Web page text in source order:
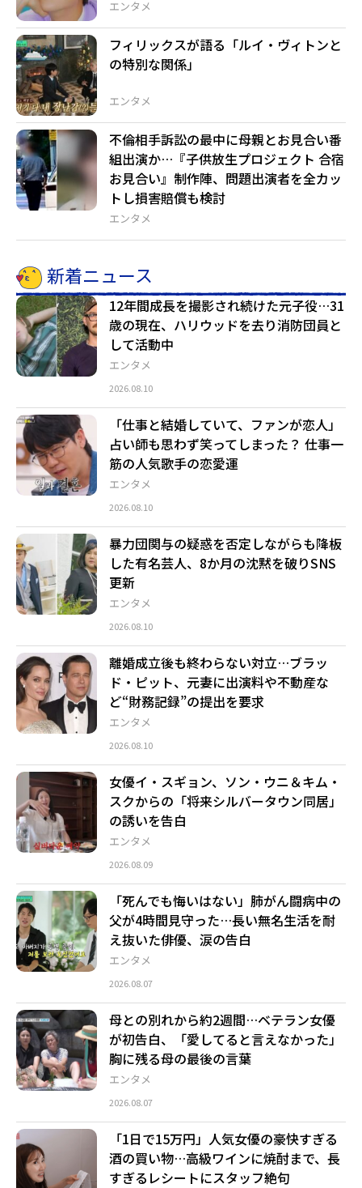
エンタメ
エンタメ
フィリックスが語る「ルイ・ヴィトンと
の特別な関係」
エンタメ
不倫相手訴訟の最中に母親とお見合い番
組出演か…『子供放生プロジェクト 合宿
お見合い』制作陣、問題出演者を全カッ
トし損害賠償も検討
新着ニュース
エンタメ
12年間成長を撮影され続けた元子役…31
歳の現在、ハリウッドを去り消防団員と
して活動中
2026.08.10
エンタメ
「仕事と結婚していて、ファンが恋人」
占い師も思わず笑ってしまった？ 仕事一
筋の人気歌手の恋愛運
2026.08.10
エンタメ
暴力団関与の疑惑を否定しながらも降板
した有名芸人、8か月の沈黙を破りSNS
更新
2026.08.10
エンタメ
離婚成立後も終わらない対立…ブラッ
ド・ピット、元妻に出演料や不動産な
ど“財務記録”の提出を要求
2026.08.10
エンタメ
女優イ・スギョン、ソン・ウニ＆キム・
スクからの「将来シルバータウン同居」
の誘いを告白
2026.08.09
エンタメ
「死んでも悔いはない」肺がん闘病中の
父が4時間見守った…長い無名生活を耐
え抜いた俳優、涙の告白
2026.08.07
エンタメ
母との別れから約2週間…ベテラン女優
が初告白、「愛してると言えなかった」
胸に残る母の最後の言葉
2026.08.07
「1日で15万円」人気女優の豪快すぎる
酒の買い物…高級ワインに焼酎まで、長
すぎるレシートにスタッフ絶句